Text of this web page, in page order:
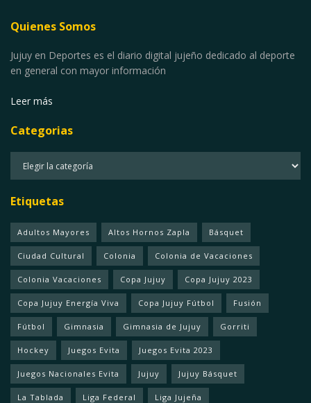
Quienes Somos
Jujuy en Deportes es el diario digital jujeño dedicado al deporte
en general con mayor información
Leer más
Categorias
Etiquetas
Adultos Mayores Altos Hornos Zapla Básquet
Ciudad Cultural Colonia Colonia de Vacaciones
Colonia Vacaciones Copa Jujuy Copa Jujuy 2023
Copa Jujuy Energía Viva Copa Jujuy Fútbol Fusión
Fútbol Gimnasia Gimnasia de Jujuy Gorriti
Hockey Juegos Evita Juegos Evita 2023
Juegos Nacionales Evita Jujuy Jujuy Básquet
La Tablada Liga Federal Liga Jujeña